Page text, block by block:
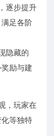
逐步提升
足各阶
隐藏的
励与建
，玩家在
等独特